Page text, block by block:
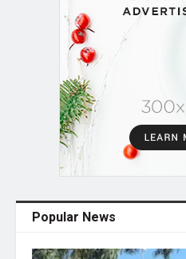
Popular News